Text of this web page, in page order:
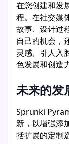
在您创建和发
程。在社交媒
故事、设计过
自己的机会，
灵感。引人入
色发展和创造
未来的发
Sprunki
新，以增强添
括扩展的定制